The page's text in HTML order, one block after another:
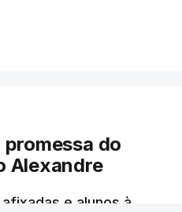
do
Alexandre
e alunos à